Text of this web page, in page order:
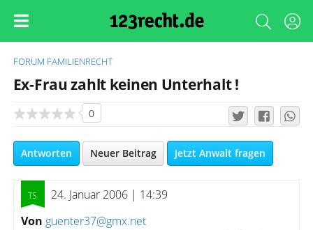
FORUM FAMILIENRECHT
Ex-Frau zahlt keinen Unterhalt !
0
Antworten Neuer Beitrag Jetzt Anwalt fragen
24. Januar 2006 | 14:39
Von guenter37@gmx.net